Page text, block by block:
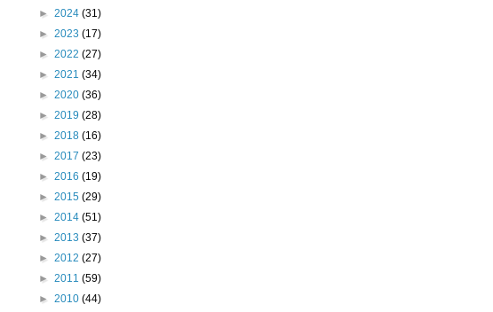
► 2024 (31)
► 2023 (17)
► 2022 (27)
► 2021 (34)
► 2020 (36)
► 2019 (28)
► 2018 (16)
► 2017 (23)
► 2016 (19)
► 2015 (29)
► 2014 (51)
► 2013 (37)
► 2012 (27)
► 2011 (59)
► 2010 (44)